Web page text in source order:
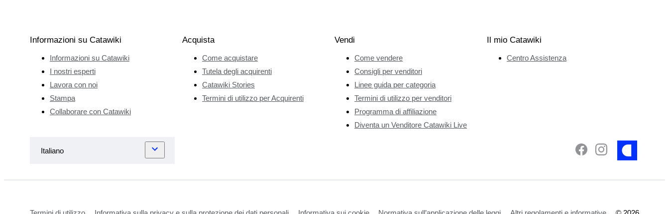
Informazioni su Catawiki
Informazioni su Catawiki
I nostri esperti
Lavora con noi
Stampa
Collaborare con Catawiki
Acquista
Come acquistare
Tutela degli acquirenti
Catawiki Stories
Termini di utilizzo per Acquirenti
Vendi
Come vendere
Consigli per venditori
Linee guida per categoria
Termini di utilizzo per venditori
Programma di affiliazione
Diventa un Venditore Catawiki Live
Il mio Catawiki
Centro Assistenza